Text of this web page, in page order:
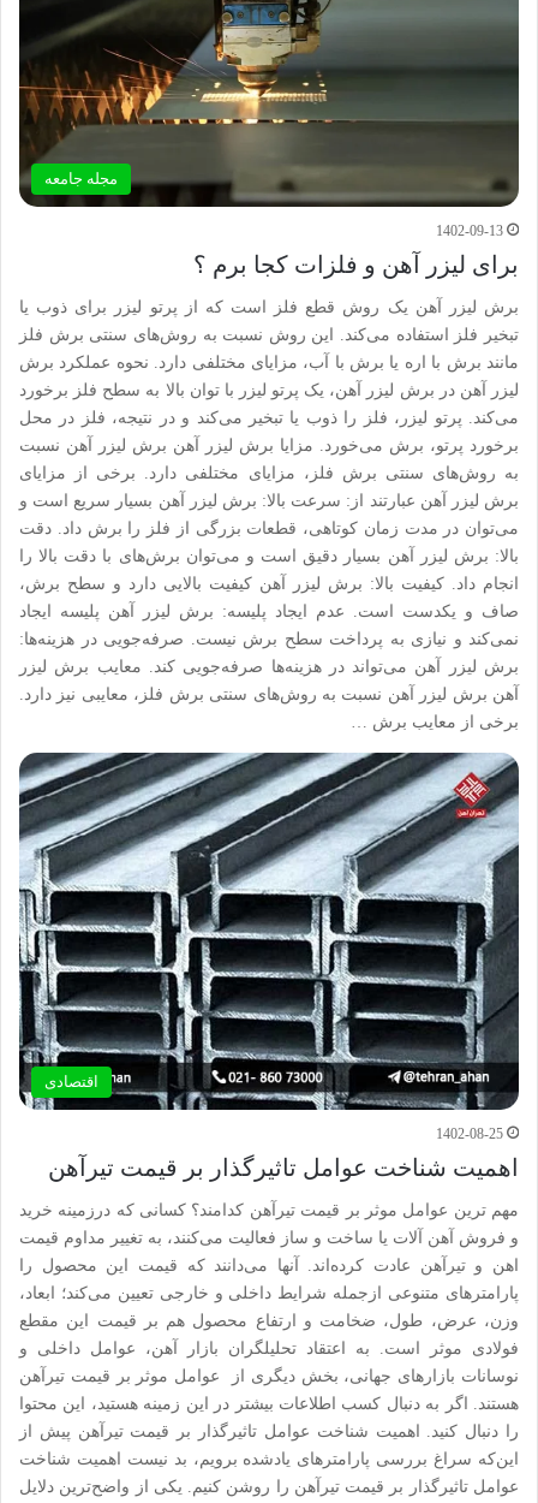
مجله جامعه
1402-09-13
برای لیزر آهن و فلزات کجا برم ؟
برش لیزر آهن یک روش قطع فلز است که از پرتو لیزر برای ذوب یا
تبخیر فلز استفاده می‌کند. این روش نسبت به روش‌های سنتی برش فلز
مانند برش با اره یا برش با آب، مزایای مختلفی دارد. نحوه عملکرد برش
لیزر آهن در برش لیزر آهن، یک پرتو لیزر با توان بالا به سطح فلز برخورد
می‌کند. پرتو لیزر، فلز را ذوب یا تبخیر می‌کند و در نتیجه، فلز در محل
برخورد پرتو، برش می‌خورد. مزایا برش لیزر آهن برش لیزر آهن نسبت
به روش‌های سنتی برش فلز، مزایای مختلفی دارد. برخی از مزایای
برش لیزر آهن عبارتند از: سرعت بالا: برش لیزر آهن بسیار سریع است و
می‌توان در مدت زمان کوتاهی، قطعات بزرگی از فلز را برش داد. دقت
بالا: برش لیزر آهن بسیار دقیق است و می‌توان برش‌های با دقت بالا را
انجام داد. کیفیت بالا: برش لیزر آهن کیفیت بالایی دارد و سطح برش،
صاف و یکدست است. عدم ایجاد پلیسه: برش لیزر آهن پلیسه ایجاد
نمی‌کند و نیازی به پرداخت سطح برش نیست. صرفه‌جویی در هزینه‌ها:
برش لیزر آهن می‌تواند در هزینه‌ها صرفه‌جویی کند. معایب برش لیزر
آهن برش لیزر آهن نسبت به روش‌های سنتی برش فلز، معایبی نیز دارد.
برخی از معایب برش …
اقتصادی
1402-08-25
اهمیت شناخت عوامل تاثیرگذار بر قیمت تیرآهن
مهم ترین عوامل موثر بر قیمت تیرآهن کدامند؟ کسانی که درزمینه خرید
و فروش آهن آلات یا ساخت و ساز فعالیت می‌کنند، به تغییر مداوم قیمت
اهن و تیرآهن عادت کرده‌اند. آنها می‌دانند که قیمت این محصول را
پارامترهای متنوعی ازجمله شرایط داخلی و خارجی تعیین می‌کند؛ ابعاد،
وزن، عرض، طول، ضخامت و ارتفاع محصول هم بر قیمت این مقطع
فولادی موثر است. به اعتقاد تحلیلگران بازار آهن، عوامل داخلی و
نوسانات بازارهای جهانی، بخش دیگری از عوامل موثر بر قیمت تیرآهن
هستند. اگر به دنبال کسب اطلاعات بیشتر در این زمینه هستید، این محتوا
را دنبال کنید. اهمیت شناخت عوامل تاثیرگذار بر قیمت تیرآهن پیش از
این‌که سراغ بررسی پارامترهای یادشده برویم، بد نیست اهمیت شناخت
عوامل تاثیرگذار بر قیمت تیرآهن را روشن کنیم. یکی از واضح‌ترین دلایل